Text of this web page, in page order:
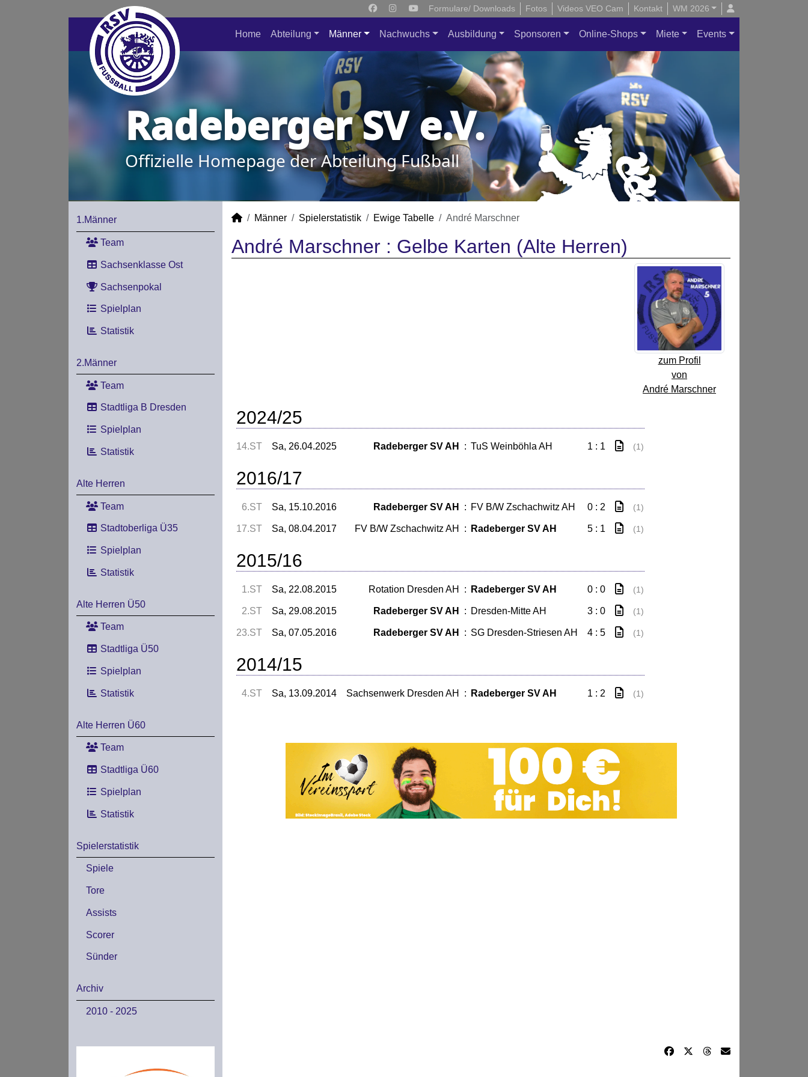
Formulare/ Downloads Fotos Videos VEO Cam Kontakt WM 2026
Home Abteilung Männer Nachwuchs Ausbildung Sponsoren Online-Shops Miete Events
Radeberger SV e.V.
Offizielle Homepage der Abteilung Fußball
1.Männer
Team
Sachsenklasse Ost
Sachsenpokal
Spielplan
Statistik
2.Männer
Team
Stadtliga B Dresden
Spielplan
Statistik
Alte Herren
Team
Stadtoberliga Ü35
Spielplan
Statistik
Alte Herren Ü50
Team
Stadtliga Ü50
Spielplan
Statistik
Alte Herren Ü60
Team
Stadtliga Ü60
Spielplan
Statistik
Spielerstatistik
Spiele
Tore
Assists
Scorer
Sünder
Archiv
2010 - 2025
Männer Spielerstatistik Ewige Tabelle André Marschner
André Marschner : Gelbe Karten (Alte Herren)
zum Profil
von
André Marschner
2024/25
14.ST Sa, 26.04.2025 Radeberger SV AH : TuS Weinböhla AH 1 : 1 (1)
2016/17
6.ST Sa, 15.10.2016 Radeberger SV AH : FV B/W Zschachwitz AH 0 : 2 (1)
17.ST Sa, 08.04.2017 FV B/W Zschachwitz AH : Radeberger SV AH 5 : 1 (1)
2015/16
1.ST Sa, 22.08.2015 Rotation Dresden AH : Radeberger SV AH 0 : 0 (1)
2.ST Sa, 29.08.2015 Radeberger SV AH : Dresden-Mitte AH 3 : 0 (1)
23.ST Sa, 07.05.2016 Radeberger SV AH : SG Dresden-Striesen AH 4 : 5 (1)
2014/15
4.ST Sa, 13.09.2014 Sachsenwerk Dresden AH : Radeberger SV AH 1 : 2 (1)